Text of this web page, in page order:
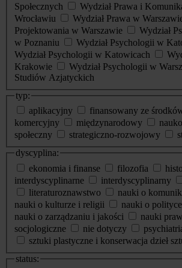
Społecznych
Wydział Prawa i
Wrocławiu
Wydział Prawa w
Projektowania w Warszawie
Wydział
w Poznaniu
Wydział Psychologii w
Wydział Psychologii w Katowicach
Krakowie
Wydział Psychologii w
Studiów Azjatyckich
typ:
aplikacyjny
finansowany ze
komercyjny
międzynarodowy
społeczny
strategiczno-rozwojowy
dyscyplina:
ekonomia i finanse
filozofia
interdyscyplinarne
interdyscyplinarny
literaturoznawstwo
nauki o
nauki o kulturze i religii
nauki o
nauki o zarządzaniu i jakości
nauki
socjologiczne
nie dotyczy
sztuki plastyczne i konserwacja dzieł
status: